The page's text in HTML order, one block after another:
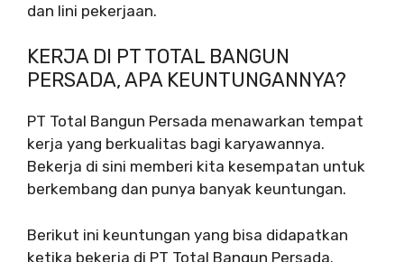
dan lini pekerjaan.
KERJA DI PT TOTAL BANGUN
PERSADA, APA KEUNTUNGANNYA?
PT Total Bangun Persada menawarkan tempat
kerja yang berkualitas bagi karyawannya.
Bekerja di sini memberi kita kesempatan untuk
berkembang dan punya banyak keuntungan.
Berikut ini keuntungan yang bisa didapatkan
ketika bekerja di PT Total Bangun Persada.